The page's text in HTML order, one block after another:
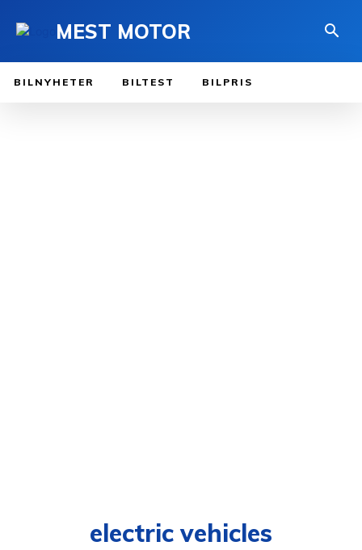
MEST MOTOR
BILNYHETER BILTEST BILPRIS
electric vehicles